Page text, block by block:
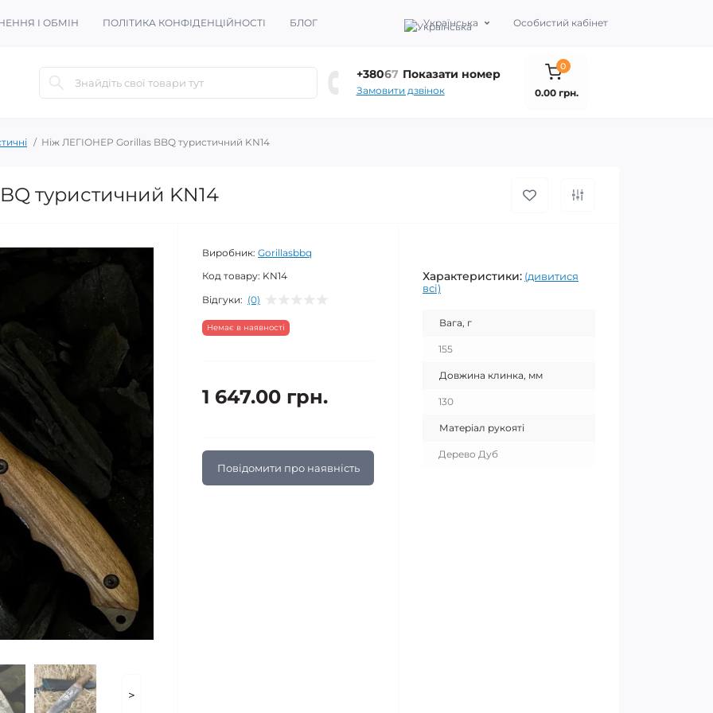
І ОБМІН ПОЛІТИКА КОНФІДЕНЦІЙНОСТІ БЛОГ Українська Особистий кабінет
+38067 Показати номер
Замовити дзвінок
0
0.00 грн.
Ніж ЛЕГІОНЕР Gorillas BBQ туристичний KN14
туристичний KN14
>
Виробник: Gorillasbbq
Код товару: KN14
Відгуки: (0)
Немає в наявності
1 647.00 грн.
Повідомити про наявність
Характеристики: (дивитися
всі)
Вага, г
155
Довжина клинка, мм
130
Матеріал рукояті
Дерево Дуб